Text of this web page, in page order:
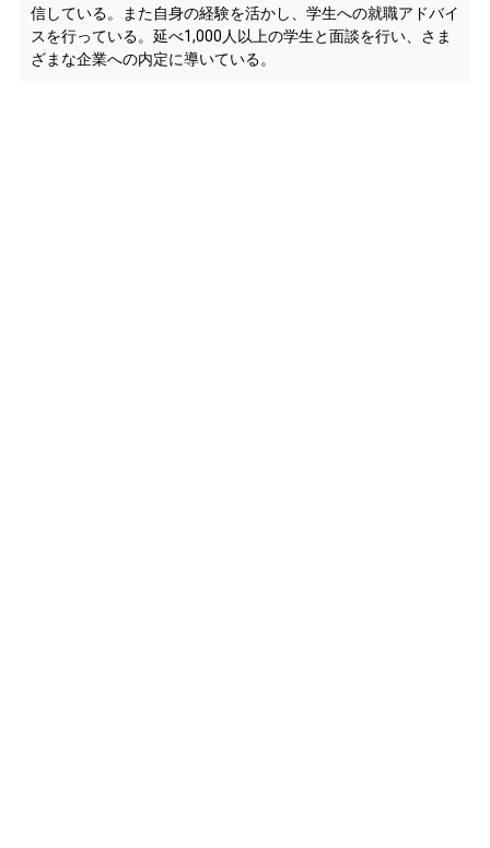
信している。また自身の経験を活かし、学生への就職アドバイ
スを行っている。延べ1,000人以上の学生と面談を行い、さま
ざまな企業への内定に導いている。